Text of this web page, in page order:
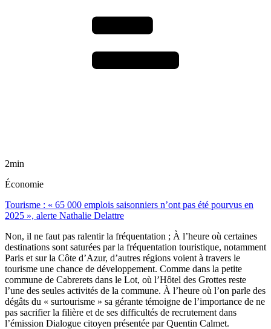
2min
Économie
Tourisme : « 65 000 emplois saisonniers n’ont pas été pourvus en
2025 », alerte Nathalie Delattre
Non, il ne faut pas ralentir la fréquentation ; À l’heure où certaines
destinations sont saturées par la fréquentation touristique, notamment
Paris et sur la Côte d’Azur, d’autres régions voient à travers le
tourisme une chance de développement. Comme dans la petite
commune de Cabrerets dans le Lot, où l’Hôtel des Grottes reste
l’une des seules activités de la commune. À l’heure où l’on parle des
dégâts du « surtourisme » sa gérante témoigne de l’importance de ne
pas sacrifier la filière et de ses difficultés de recrutement dans
l’émission Dialogue citoyen présentée par Quentin Calmet.